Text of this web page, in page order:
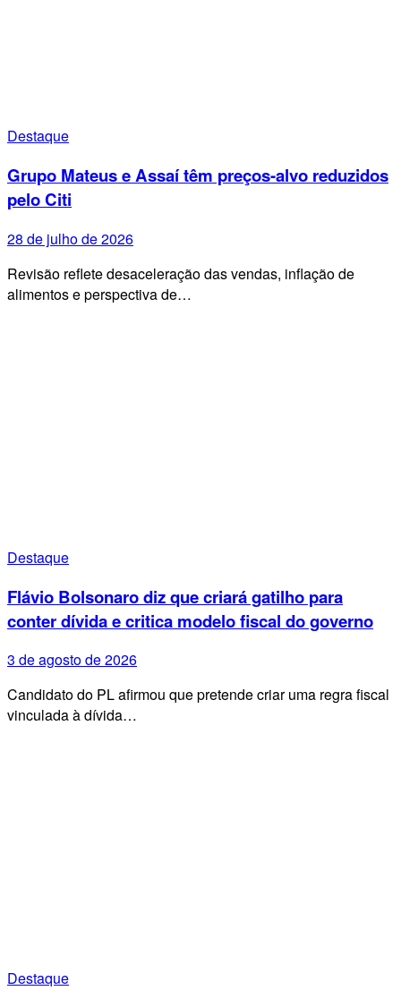
Destaque
Grupo Mateus e Assaí têm preços-alvo reduzidos
pelo Citi
28 de julho de 2026
Revisão reflete desaceleração das vendas, inflação de
alimentos e perspectiva de…
Destaque
Flávio Bolsonaro diz que criará gatilho para
conter dívida e critica modelo fiscal do governo
3 de agosto de 2026
Candidato do PL afirmou que pretende criar uma regra fiscal
vinculada à dívida…
Destaque